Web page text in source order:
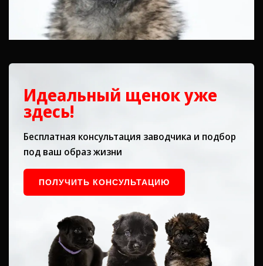
Идеальный щенок уже
здесь!
Бесплатная консультация заводчика и подбор
под ваш образ жизни
ПОЛУЧИТЬ КОНСУЛЬТАЦИЮ